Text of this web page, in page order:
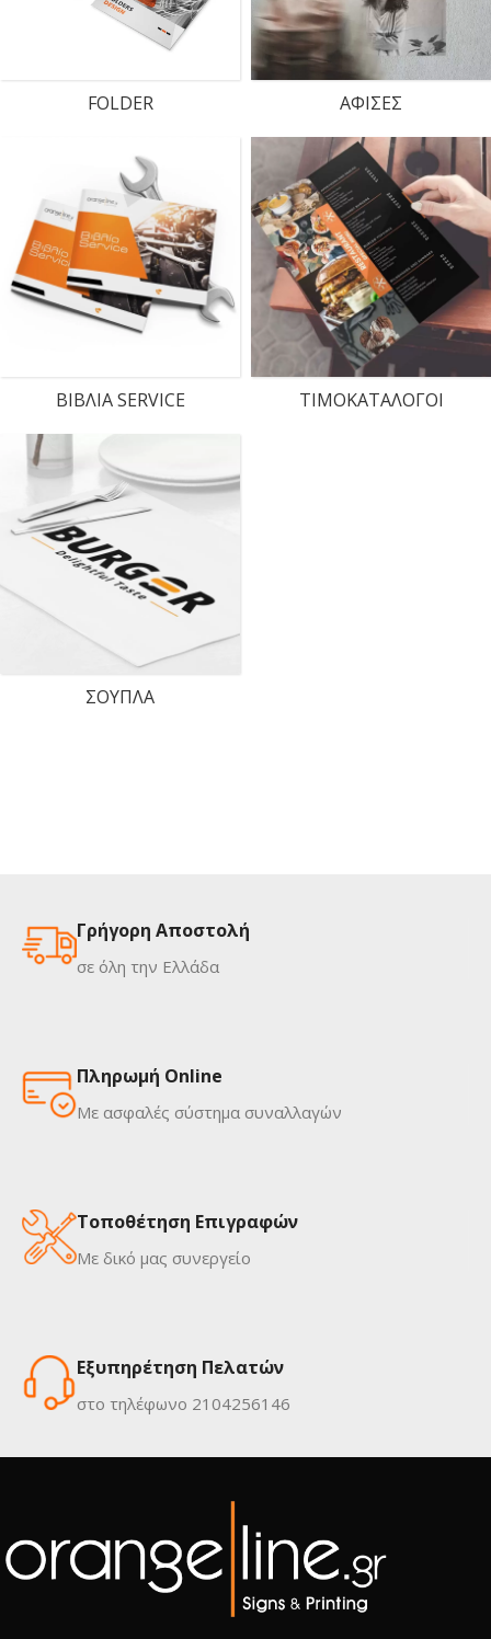
FOLDER ΑΦΙΣΕΣ
ΒΙΒΛΙΑ SERVICE ΤΙΜΟΚΑΤΑΛΟΓΟΙ
ΣΟΥΠΛΑ
Γρήγορη Αποστολή
σε όλη την Ελλάδα
Πληρωμή Online
Με ασφαλές σύστημα συναλλαγών
Τοποθέτηση Επιγραφών
Με δικό μας συνεργείο
Εξυπηρέτηση Πελατών
στο τηλέφωνο 2104256146